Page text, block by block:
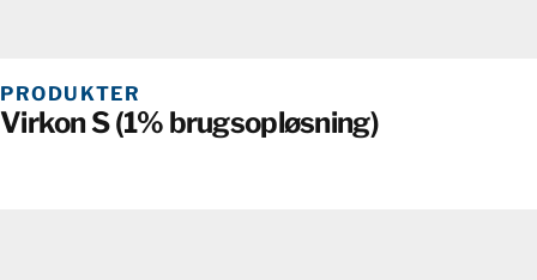
PRODUKTER
Virkon S (1% brugsopløsning)